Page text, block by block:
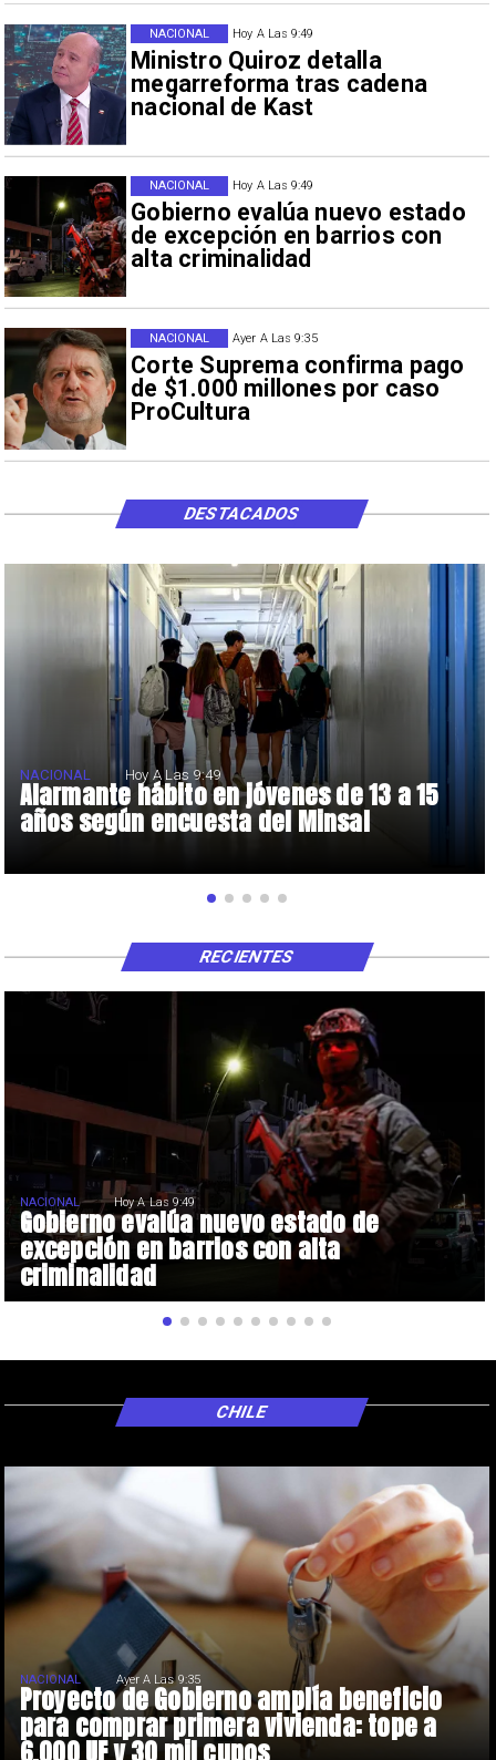
Hoy A Las 9:49
Ministro Quiroz detalla
megarreforma tras cadena
nacional de Kast
NACIONAL
Hoy A Las 9:49
Gobierno evalúa nuevo estado
de excepción en barrios con
alta criminalidad
NACIONAL
Ayer A Las 9:35
Corte Suprema confirma pago
de $1.000 millones por caso
ProCultura
NACIONAL
Alarmante hábito en jóvenes de 13 a 15
años según encuesta del Minsal
NACIONAL Hoy A Las 9:49
DESTACADOS
Gobierno evalúa nuevo estado de
excepción en barrios con alta
criminalidad
NACIONAL Hoy A Las 9:49
RECIENTES
Proyecto de Gobierno amplía beneficio
para comprar primera vivienda: tope a
NACIONAL Ayer A Las 9:35
CHILE